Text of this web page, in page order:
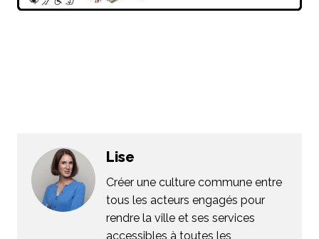
Lise
Créer une culture commune entre
tous les acteurs engagés pour
rendre la ville et ses services
accessibles à toutes les